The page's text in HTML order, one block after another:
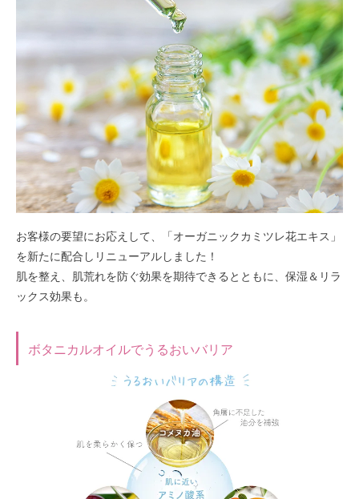
お客様の要望にお応えして、「オーガニックカミツレ花エキス」
を新たに配合しリニューアルしました！
肌を整え、肌荒れを防ぐ効果を期待できるとともに、保湿＆リラ
ックス効果も。
ボタニカルオイルでうるおいバリア